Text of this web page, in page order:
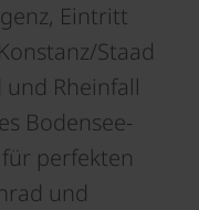
Eintritt
Staad
und Rheinfall
Bodensee-
perfekten
und